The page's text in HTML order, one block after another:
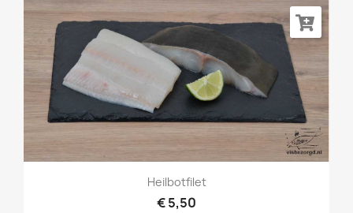
Heilbotfilet
€ 5,50